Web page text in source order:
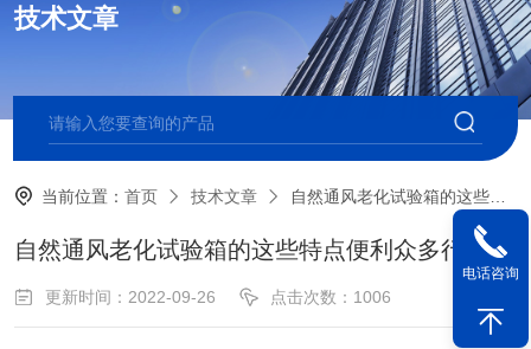
技术文章
当前位置：首页 技术文章 自然通风老化试验箱的这些特点便利众多行业
自然通风老化试验箱的这些特点便利众多行业
更新时间：2022-09-26 点击次数：1006
电话咨询